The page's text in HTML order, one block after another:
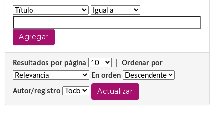
Resultados por página
Ordenar por
En orden
Autor/registro